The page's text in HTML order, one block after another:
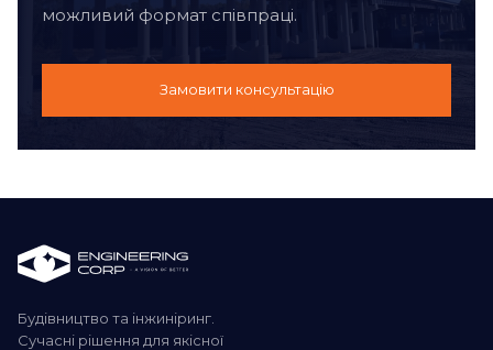
можливий формат співпраці.
Замовити консультацію
Будівництво та інжиніринг.
Сучасні рішення для якісної